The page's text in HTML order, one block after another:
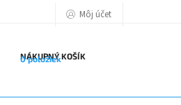
OSOBNÝCH ÚDAJOVMôj účet
NÁKUPNÝ KOŠÍK
0 položiek